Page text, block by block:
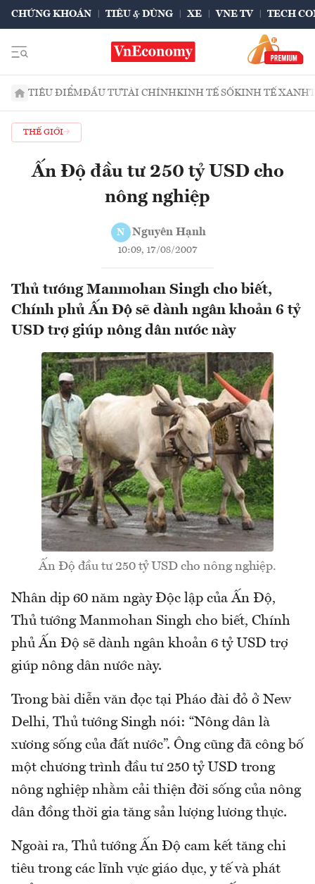
CHỨNG KHOÁN TIÊU & DÙNG XE VNE TV TECH
TIÊU ĐIỂMĐẦU TƯTÀI CHÍNHKINH TẾ SỐKINH TẾ XANH
THẾ GIỚI
Ấn Độ đầu tư 250 tỷ USD cho
nông nghiệp
N Nguyên Hạnh
10:09, 17/08/2007
Thủ tướng Manmohan Singh cho biết,
Chính phủ Ấn Độ sẽ dành ngân khoản 6 tỷ
USD trợ giúp nông dân nước này
Ấn Độ đầu tư 250 tỷ USD cho nông nghiệp.
Nhân dịp 60 năm ngày Độc lập của Ấn Độ,
Thủ tướng Manmohan Singh cho biết, Chính
phủ Ấn Độ sẽ dành ngân khoản 6 tỷ USD trợ
giúp nông dân nước này.
Trong bài diễn văn đọc tại Pháo đài đỏ ở New
Delhi, Thủ tướng Singh nói: “Nông dân là
xương sống của đất nước”. Ông cũng đã công bố
một chương trình đầu tư 250 tỷ USD trong
nông nghiệp nhằm cải thiện đời sống của nông
dân đồng thời gia tăng sản lượng lương thực.
Ngoài ra, Thủ tướng Ấn Độ cam kết tăng chi
tiêu trong các lĩnh vực giáo dục, y tế và phát